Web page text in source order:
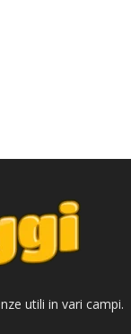
utili in vari campi.